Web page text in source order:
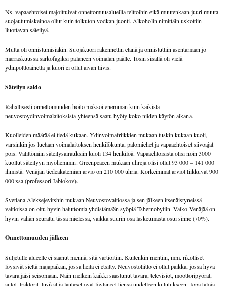
Ns. vapaaehtoiset majoittuivat onnettomuusalueilla telttoihin eikä muutenkaan juuri muuta
suojautumiskeinoa ollut kuin tolkuton vodkan juonti. Alkoholin nimittäin uskottiin
liuottavan säteilyä.
Mutta oli onnistumisiakin. Suojakuori rakennettin etänä ja onnistuttiin asentamaan jo
marraskuussa sarkofagiksi palaneen voimalan päälle. Tosin sisällä oli vielä
ydinpolttoainetta ja kuori ei ollut aivan tiivis.
Säteilyn saldo
Rahallisesti onnettomuuden hoito maksoi enemmän kuin kaikista
neuvostoydinvoimalaitoksista yhteensä saatu hyöty koko niiden käytön aikana.
Kuolleiden määrää ei tiedä kukaan. Ydinvoimafriikkien mukaan tuskin kukaan kuoli,
varsinkin jos luetaan voimalaitoksen henkilökunta, palomiehet ja vapaaehtoiset siivoajat
pois. Välittömiin säteilysairauksiin kuoli 134 henkilöä. Vapaaehtoisista olisi noin 3000
kuollut säteilyyn myöhemmin. Greenpeacen mukaan uhreja olisi ollut 93 000 – 141 000
ihmistä. Venäjän tiedeakatemian arvio on 210 000 uhria. Korkeimmat arviot liikkuvat 900
000:ssa (professori Jablokov).
Svetlana Aleksejevitshin mukaan Neuvostovaltiossa ja sen jälkeen itsenäistyneissä
valtioissa on oltu hyvin haluttomia yhdistämään syöpiä Tshernobyliin. Valko-Venäjää on
hyvin vähän seurattu tässä mielessä, vaikka suurin osa laskeumasta osui sinne (70%).
Onnettomuuden jälkeen
Suljetulle alueelle ei saanut mennä, sitä vartioitiin. Kuitenkin mentiin, mm. rikolliset
löysivät sieltä majapaikan, jossa heitä ei etsitty. Neuvostoliitto ei ollut paikka, jossa hyvä
tavara jäisi seisomaan. Näin melkein kaikki saastunut tavara, televisiot, moottoripyörät,